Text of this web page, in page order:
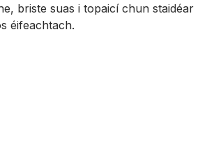
briste suas i topaicí chun staidéar
éifeachtach.